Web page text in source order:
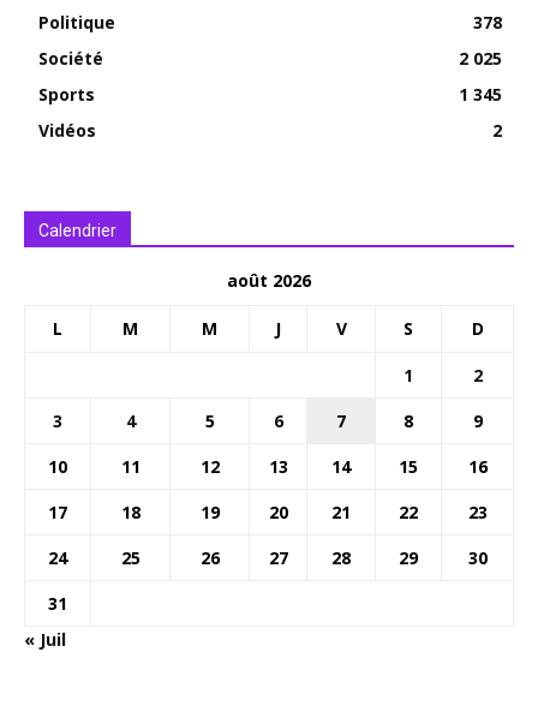
Politique
378
Société
2 025
Sports
1 345
Vidéos
2
Calendrier
août 2026
L M M J V S D
1
2
3
4 5 6 7 8
9
10
11 12 13 14 15
16
17
18 19 20 21 22
23
24
25 26 27 28 29
30
31
« Juil